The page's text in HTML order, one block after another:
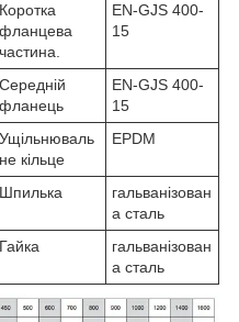
Коротка
фланцева
частина.
EN-GJS 400-
15
Середній
фланець
EN-GJS 400-
15
Ущільнюваль
не кільце
EPDM
Шпилька
гальванізован
а сталь
Гайка
гальванізован
а сталь